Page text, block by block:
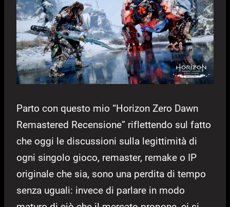
Parto con questo mio “Horizon Zero Dawn
Remastered Recensione” riflettendo sul fatto
che oggi le discussioni sulla legittimità di
ogni singolo gioco, remaster, remake o IP
originale che sia, sono una perdita di tempo
senza uguali: invece di parlare in modo